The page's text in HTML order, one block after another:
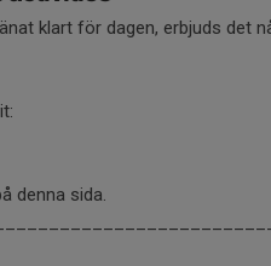
klart för dagen, erbjuds det
denna sida.